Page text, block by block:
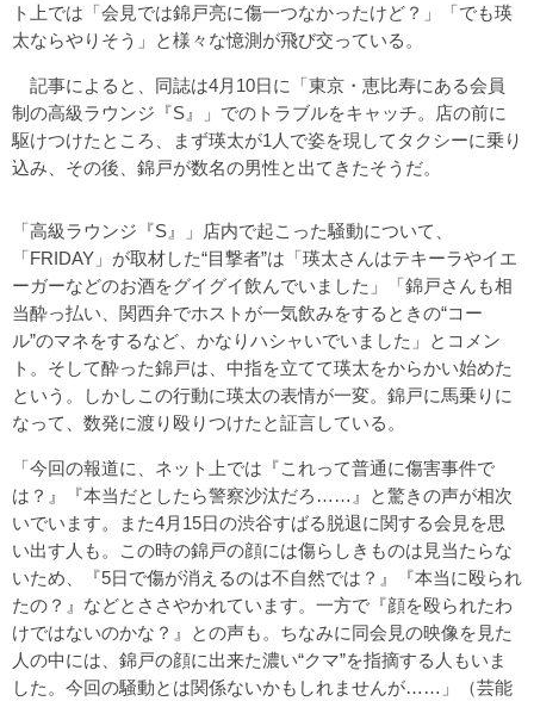
ト上では「会見では錦戸亮に傷一つなかったけど？」「でも瑛
太ならやりそう」と様々な憶測が飛び交っている。
記事によると、同誌は4月10日に「東京・恵比寿にある会員
制の高級ラウンジ『S』」でのトラブルをキャッチ。店の前に
駆けつけたところ、まず瑛太が1人で姿を現してタクシーに乗り
込み、その後、錦戸が数名の男性と出てきたそうだ。
「高級ラウンジ『S』」店内で起こった騒動について、
「FRIDAY」が取材した“目撃者”は「瑛太さんはテキーラやイエ
ーガーなどのお酒をグイグイ飲んでいました」「錦戸さんも相
当酔っ払い、関西弁でホストが一気飲みをするときの“コー
ル”のマネをするなど、かなりハシャいでいました」とコメン
ト。そして酔った錦戸は、中指を立てて瑛太をからかい始めた
という。しかしこの行動に瑛太の表情が一変。錦戸に馬乗りに
なって、数発に渡り殴りつけたと証言している。
「今回の報道に、ネット上では『これって普通に傷害事件で
は？』『本当だとしたら警察沙汰だろ……』と驚きの声が相次
いでいます。また4月15日の渋谷すばる脱退に関する会見を思
い出す人も。この時の錦戸の顔には傷らしきものは見当たらな
いため、『5日で傷が消えるのは不自然では？』『本当に殴られ
たの？』などとささやかれています。一方で『顔を殴られたわ
けではないのかな？』との声も。ちなみに同会見の映像を見た
人の中には、錦戸の顔に出来た濃い“クマ”を指摘する人もいま
した。今回の騒動とは関係ないかもしれませんが……」（芸能